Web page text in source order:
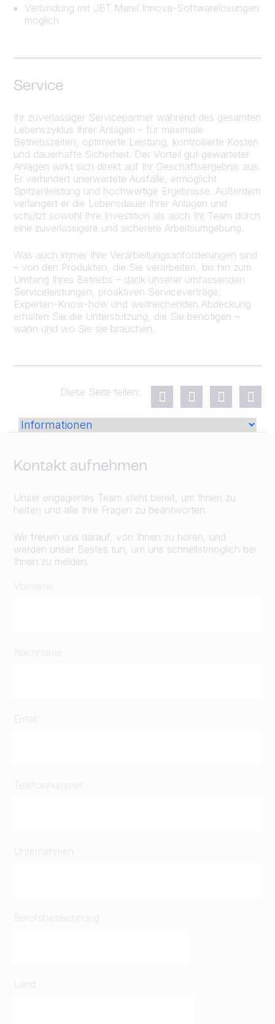
Verbindung mit JBT Marel Innova-Softwarelösungen
möglich
Service
Ihr zuverlässiger Servicepartner während des gesamten
Lebenszyklus Ihrer Anlagen – für maximale
Betriebszeiten, optimierte Leistung, kontrollierte Kosten
und dauerhafte Sicherheit. Der Vorteil gut gewarteter
Anlagen wirkt sich direkt auf Ihr Geschäftsergebnis aus.
Er verhindert unerwartete Ausfälle, ermöglicht
Spitzenleistung und hochwertige Ergebnisse. Außerdem
verlängert er die Lebensdauer Ihrer Anlagen und
schützt sowohl Ihre Investition als auch Ihr Team durch
eine zuverlässigere und sicherere Arbeitsumgebung.
Was auch immer Ihre Verarbeitungsanforderungen sind
– von den Produkten, die Sie verarbeiten, bis hin zum
Umfang Ihres Betriebs – dank unserer umfassenden
Serviceleistungen, proaktiven Serviceverträge,
Experten-Know-how und weitreichenden Abdeckung
erhalten Sie die Unterstützung, die Sie benötigen –
wann und wo Sie sie brauchen.
Diese Seite teilen:
Kontakt aufnehmen
Unser engagiertes Team steht bereit, um Ihnen zu
helfen und alle Ihre Fragen zu beantworten.
Wir freuen uns darauf, von Ihnen zu hören, und
werden unser Bestes tun, um uns schnellstmöglich bei
Ihnen zu melden.
Vorname
Nachname
Email
Telefonnummer
Unternehmen
Berufsbezeichnung
Land